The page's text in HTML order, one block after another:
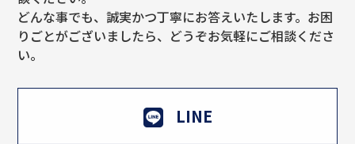
どんな事でも、誠実かつ丁寧にお答えいたします。お困
りごとがございましたら、どうぞお気軽にご相談くださ
い。
LINE